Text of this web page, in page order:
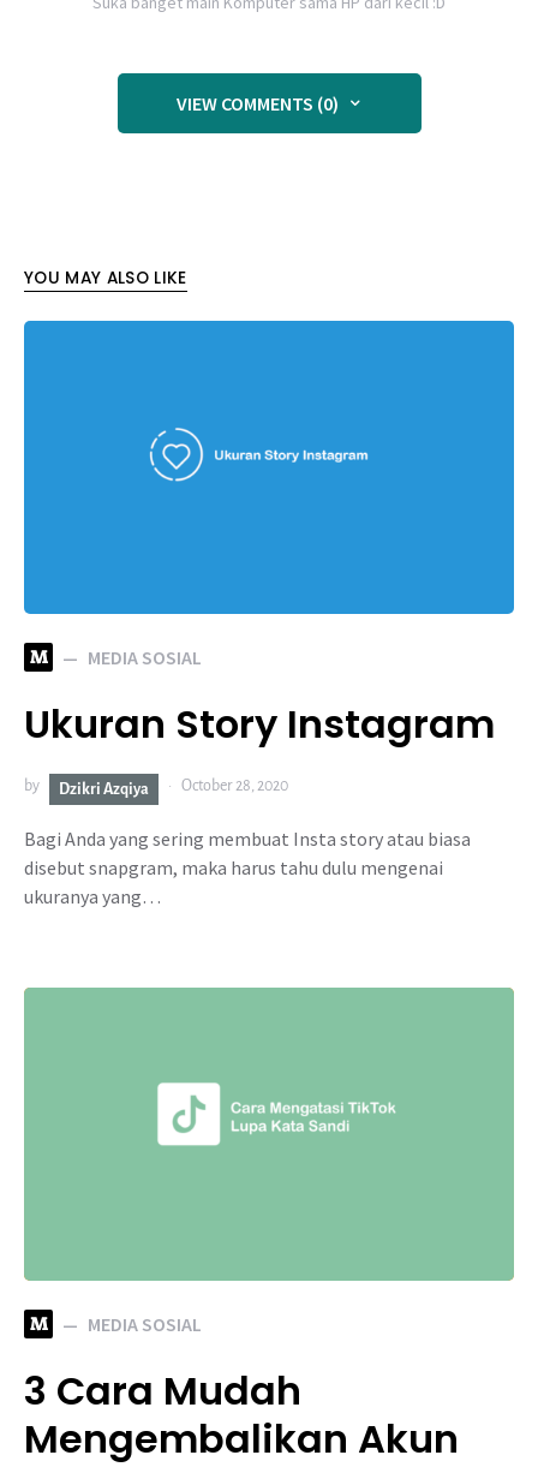
VIEW COMMENTS (0)
YOU MAY ALSO LIKE
M MEDIA SOSIAL
Ukuran Story Instagram
by Dzikri Azqiya October 28, 2020
Bagi Anda yang sering membuat Insta story atau biasa
disebut snapgram, maka harus tahu dulu mengenai
ukuranya yang…
M MEDIA SOSIAL
3 Cara Mudah
Mengembalikan Akun